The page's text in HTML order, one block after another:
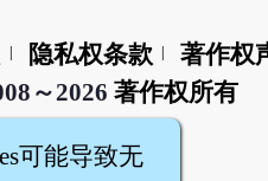
隐私权条款
著作权
～2026 著作权所有
可能导致无